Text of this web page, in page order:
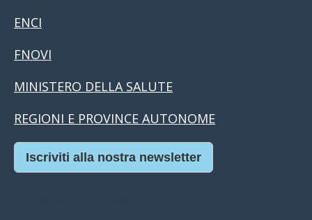
ENCI
FNOVI
MINISTERO DELLA SALUTE
REGIONI E PROVINCE AUTONOME
Iscriviti alla nostra newsletter